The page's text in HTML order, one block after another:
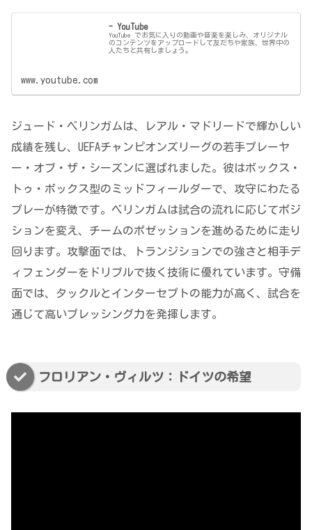
- YouTube
YouTube でお気に入りの動画や音楽を楽しみ、オリジナル
のコンテンツをアップロードして友だちや家族、世界中の
人たちと共有しましょう。
www.youtube.com
ジュード・ベリンガムは、レアル・マドリードで輝かしい
成績を残し、UEFAチャンピオンズリーグの若手プレーヤ
ー・オブ・ザ・シーズンに選ばれました。彼はボックス・
トゥ・ボックス型のミッドフィールダーで、攻守にわたる
プレーが特徴です。ベリンガムは試合の流れに応じてポジ
ションを変え、チームのポゼッションを進めるために走り
回ります。攻撃面では、トランジションでの強さと相手デ
ィフェンダーをドリブルで抜く技術に優れています。守備
面では、タックルとインターセプトの能力が高く、試合を
通じて高いプレッシング力を発揮します。
フロリアン・ヴィルツ：ドイツの希望